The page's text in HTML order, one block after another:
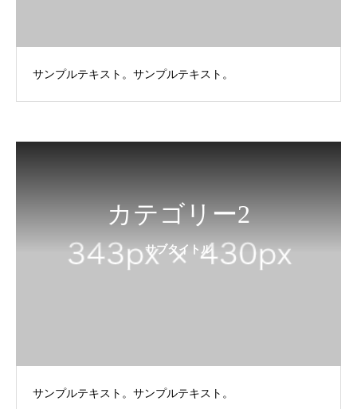
サンプルテキスト。サンプルテキスト。
カテゴリー2
サブタイトル
サンプルテキスト。サンプルテキスト。